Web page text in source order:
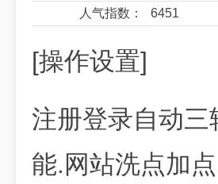
人气指数：
6451
[操作设置]
注册登录自动
能.网站洗点加